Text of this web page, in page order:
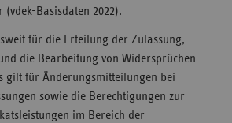
Basisdaten 2022).
für die Erteilung der Zulassung,
die Bearbeitung von Widersprüchen
gilt für Änderungsmitteilungen bei
sowie die Berechtigungen zur
im Bereich der